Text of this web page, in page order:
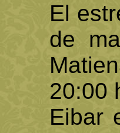
El
de
20:00
Eibar